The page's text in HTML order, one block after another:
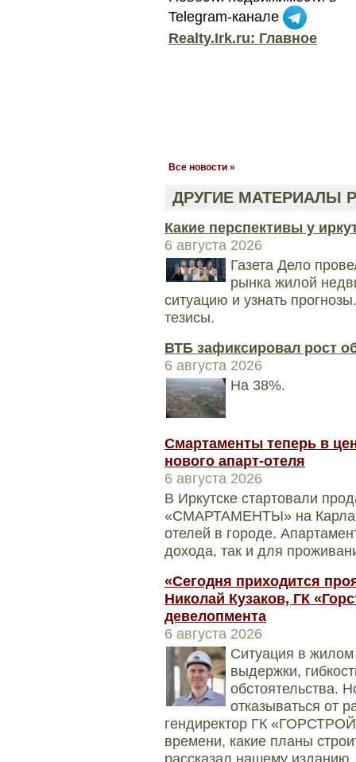
Telegram-канале
Realty.Irk.ru: Главное
Все новости »
ДРУГИЕ МАТЕРИАЛЫ
Какие перспективы у
6 августа 2026
Газета Дело
рынка жилой
ситуацию и узнать
тезисы.
ВТБ зафиксировал рост
6 августа 2026
На 38%.
Смартаменты теперь в
нового апарт-отеля
6 августа 2026
В Иркутске стартовали
«СМАРТАМЕНТЫ» на Карла
отелей в городе.
дохода, так и для
«Сегодня приходится
Николай Кузаков, ГК
девелопмента
6 августа 2026
Ситуация в жилом
выдержки,
обстоятельства.
отказываться от
гендиректор ГК
времени, какие планы
рассказал нашему изданию.